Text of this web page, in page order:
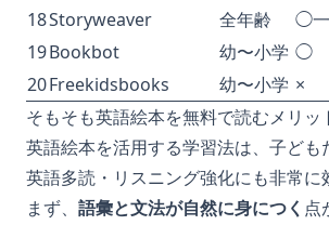
18Storyweaver 全年齢 ◯
19Bookbot 幼〜小学 ◯
20Freekidsbooks 幼〜小学 ×
そもそも英語絵本を無料で読むメリッ
英語絵本を活用する学習法は、子ども
英語多読・リスニング強化にも非常に
まず、 語彙と文法が自然に身につく 点